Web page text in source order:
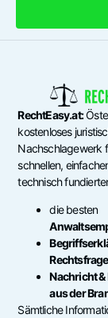
RechtEasy.at:
kostenloses
Nachschlagewerk
schnellen,
technisch
die besten
Nachricht
aus der
Sämtliche